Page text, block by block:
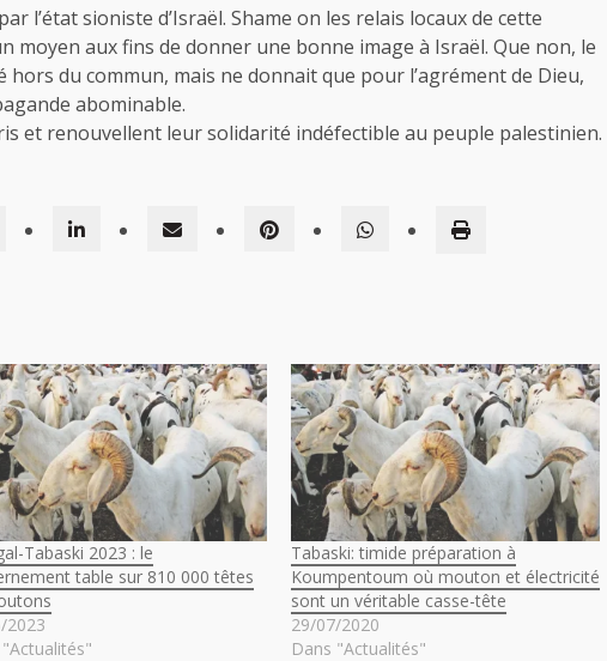
l’état sioniste d’Israël. Shame on les relais locaux de cette
moyen aux fins de donner une bonne image à Israël. Que non, le
du commun, mais ne donnait que pour l’agrément de Dieu,
abominable.
et renouvellent leur solidarité indéfectible au peuple palestinien.
Tabaski 2023 : le
table sur 810 000 têtes
2023
Tabaski: timide préparation à
Koumpentoum où mouton et électricité
sont un véritable casse-tête
29/07/2020
Dans "Actualités"